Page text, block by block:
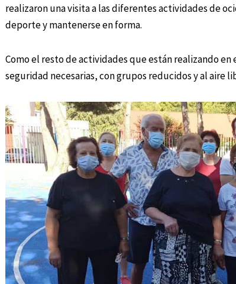
realizaron una visita a las diferentes actividades de
deporte y mantenerse en forma.
Como el resto de actividades que están realizando
seguridad necesarias, con grupos reducidos y al aire